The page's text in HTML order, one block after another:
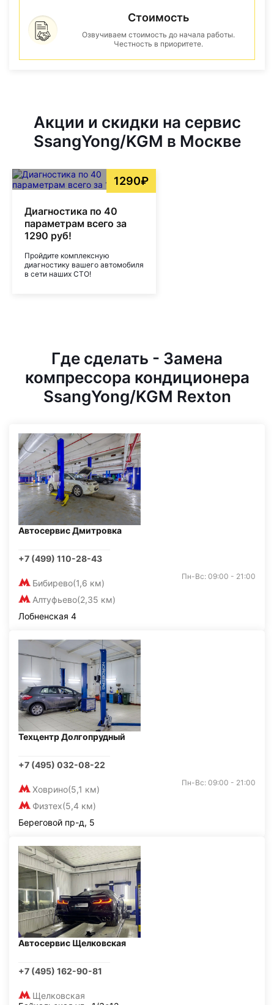
Стоимость
Озвучиваем стоимость до начала работы.
Честность в приоритете.
Акции и скидки на сервис
SsangYong/KGM в Москве
1290₽
Диагностика по 40
параметрам всего за
1290 руб!
Пройдите комплексную
диагностику вашего автомобиля
в сети наших СТО!
Где сделать - Замена
компрессора кондиционера
SsangYong/KGM Rexton
Автосервис Дмитровка
+7 (499) 110-28-43
Бибирево(1,6 км)
Алтуфьево(2,35 км)
Пн-Вс: 09:00 - 21:00
Лобненская 4
Техцентр Долгопрудный
+7 (495) 032-08-22
Ховрино(5,1 км)
Физтех(5,4 км)
Пн-Вс: 09:00 - 21:00
Береговой пр-д, 5
Автосервис Щелковская
+7 (495) 162-90-81
Щелковская